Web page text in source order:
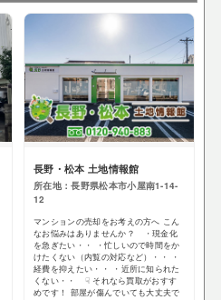
長野・松本 土地情報館
所在地：長野県松本市小屋南1-14-
12
マンションの売却をお考えの方へ こん
なお悩みはありませんか？ ・現金化
を急ぎたい・・ ・忙しいので時間をか
けたくない（内覧の対応など）・・ ・
経費を抑えたい・・ ・近所に知られた
くない・・ ☟ それなら買取がおすす
めです！ 部屋が傷んでいても大丈夫で